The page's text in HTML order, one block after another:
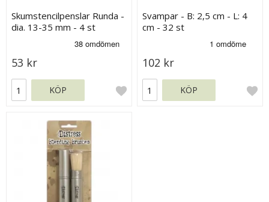
Skumstencilpenslar Runda -
dia. 13-35 mm - 4 st
53 kr
KÖP
Svampar - B: 2,5 cm - L: 4
cm - 32 st
102 kr
KÖP